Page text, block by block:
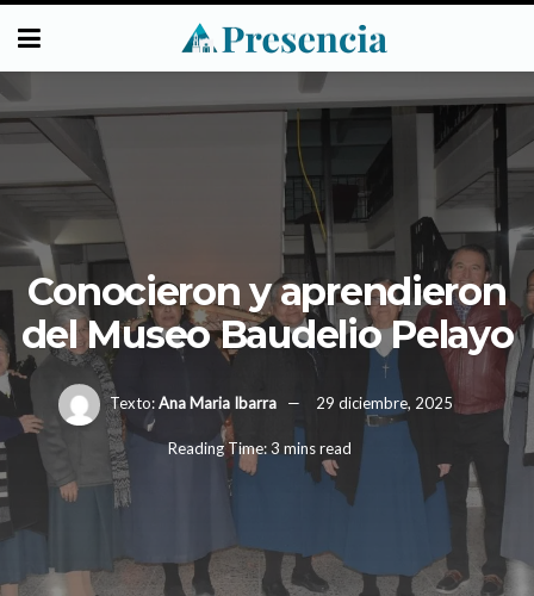
Conocieron y aprendieron
del Museo Baudelio Pelayo
Texto:Ana Maria Ibarra 29 diciembre, 2025
Reading Time: 3 mins read